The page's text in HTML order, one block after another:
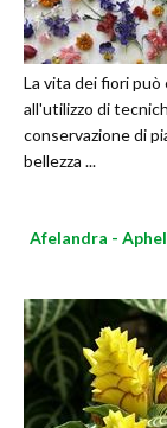
La vita dei fiori può
all'utilizzo di
conservazione di
bellezza ...
Afelandra -